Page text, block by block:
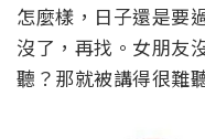
怎麼樣，日子還是要
沒了，再找。女朋友
聽？那就被講得很難